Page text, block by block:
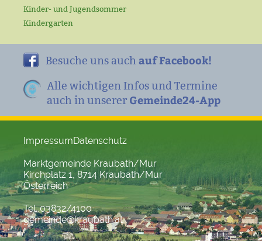
Kinder- und Jugendsommer
Kindergarten
Besuche uns auch auf Facebook!
Alle wichtigen Infos und Termine
auch in unserer Gemeinde24-App
ImpressumDatenschutz
Marktgemeinde Kraubath/Mur
Kirchplatz 1, 8714 Kraubath/Mur
Österreich
Tel. 03832/4100
gemeinde@kraubath.at